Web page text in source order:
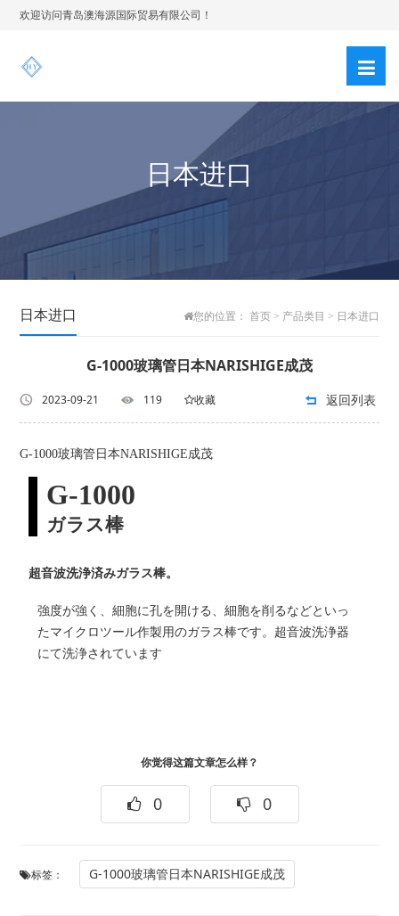
欢迎访问青岛澳海源国际贸易有限公司！
日本进口
日本进口 您的位置： 首页> 产品类目 > 日本进口
G-1000玻璃管日本NARISHIGE成茂
2023-09-21 119 收藏 返回列表
G-1000玻璃管日本NARISHIGE成茂
G-1000
ガラス棒
超音波洗浄済みガラス棒。
強度が強く、細胞に孔を開ける、細胞を削るなどといっ
たマイクロツール作製用のガラス棒です。超音波洗浄器
にて洗浄されています
你觉得这篇文章怎么样？
0 0
标签： G-1000玻璃管日本NARISHIGE成茂